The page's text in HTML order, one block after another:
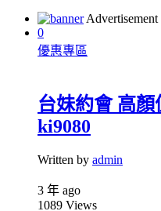
Advertisement
0
優惠專區
台妹約會 高顏
ki9080
Written by admin
3 年 ago
1089 Views